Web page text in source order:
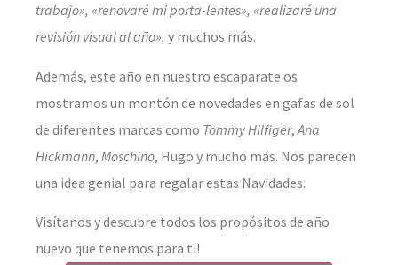
trabajo», «renovaré mi porta-lentes», «realizaré una
revisión visual al año», y muchos más.
Además, este año en nuestro escaparate os
mostramos un montón de novedades en gafas de sol
de diferentes marcas como Tommy Hilfiger, Ana
Hickmann, Moschino, Hugo y mucho más. Nos parecen
una idea genial para regalar estas Navidades.
Visítanos y descubre todos los propósitos de año
nuevo que tenemos para ti!